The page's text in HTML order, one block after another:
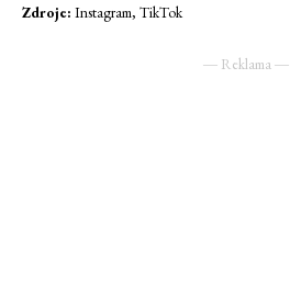
Zdroje: Instagram, TikTok
― Reklama ―